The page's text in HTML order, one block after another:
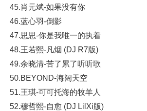
45.肖元斌-如果没有你
46.蓝心羽-倒影
47.思思-你是我唯一的执着
48.王若熙-凡烟 (DJ R7版)
49.余晓清-苦了累了听听歌
50.BEYOND-海阔天空
51.王琪-可可托海的牧羊人
52.穆哲熙-自愈 (DJ LilXi版)